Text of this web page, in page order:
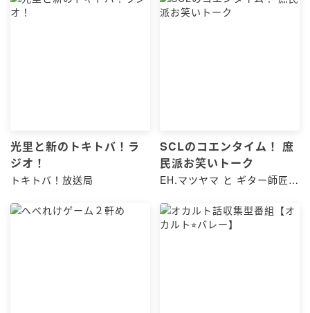
光里と新のトキトバ！ラ
ジオ！
トキトバ！放送局
SCLのコエンタイム！ 庶
民派お笑いトーク
EH.マツヤマ と ギター師匠和